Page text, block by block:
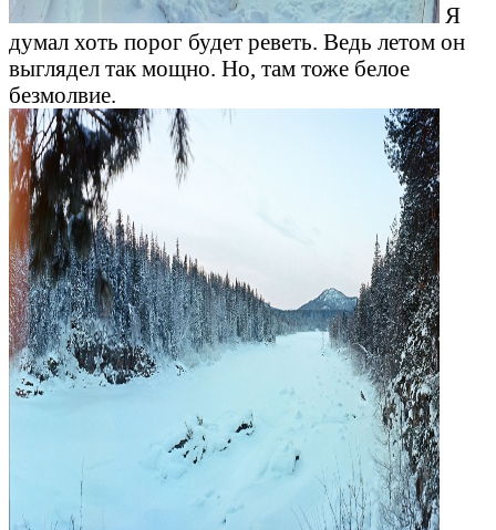
Я
думал хоть порог будет реветь. Ведь летом он
выглядел так мощно. Но, там тоже белое
безмолвие.